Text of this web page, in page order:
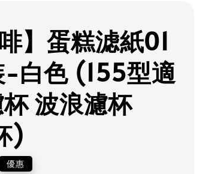
】蛋糕滤紙01
白色 (155型適
波浪濾杯
)
優惠